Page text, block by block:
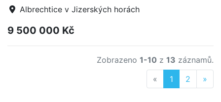
Albrechtice v Jizerských horách
9 500 000 Kč
Zobrazeno 1-10 z 13 záznamů.
« Previous
1 2 »